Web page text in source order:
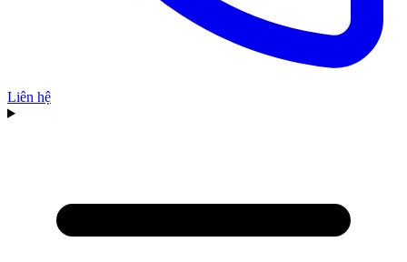
Liên hệ